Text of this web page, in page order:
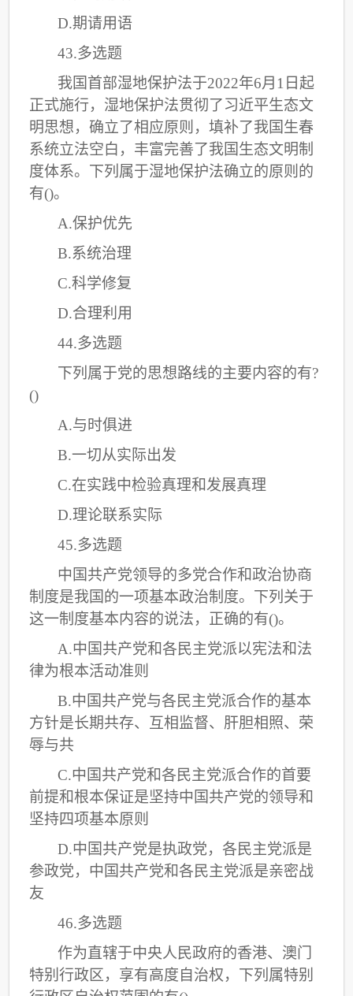
D.期请用语
43.多选题
我国首部湿地保护法于2022年6月1日起
正式施行，湿地保护法贯彻了习近平生态文
明思想，确立了相应原则，填补了我国生春
系统立法空白，丰富完善了我国生态文明制
度体系。下列属于湿地保护法确立的原则的
有()。
A.保护优先
B.系统治理
C.科学修复
D.合理利用
44.多选题
下列属于党的思想路线的主要内容的有?
()
A.与时俱进
B.一切从实际出发
C.在实践中检验真理和发展真理
D.理论联系实际
45.多选题
中国共产党领导的多党合作和政治协商
制度是我国的一项基本政治制度。下列关于
这一制度基本内容的说法，正确的有()。
A.中国共产党和各民主党派以宪法和法
律为根本活动准则
B.中国共产党与各民主党派合作的基本
方针是长期共存、互相监督、肝胆相照、荣
辱与共
C.中国共产党和各民主党派合作的首要
前提和根本保证是坚持中国共产党的领导和
坚持四项基本原则
D.中国共产党是执政党，各民主党派是
参政党，中国共产党和各民主党派是亲密战
友
46.多选题
作为直辖于中央人民政府的香港、澳门
特别行政区，享有高度自治权，下列属特别